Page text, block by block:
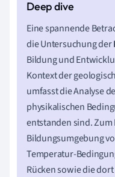
Eine spannende
die Untersuchung der
Bildung und
Kontext der
umfasst die Analyse
physikalischen
entstanden sind.
Bildungsumgebung
Temperatur-
Rücken sowie die